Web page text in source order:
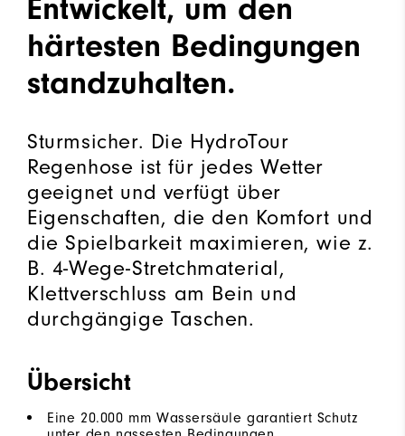
Entwickelt, um den
härtesten Bedingungen
standzuhalten.
Sturmsicher. Die HydroTour
Regenhose ist für jedes Wetter
geeignet und verfügt über
Eigenschaften, die den Komfort und
die Spielbarkeit maximieren, wie z.
B. 4-Wege-Stretchmaterial,
Klettverschluss am Bein und
durchgängige Taschen.
Übersicht
Eine 20.000 mm Wassersäule garantiert Schutz